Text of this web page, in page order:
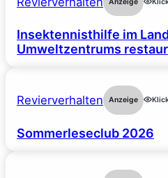
Insektennisthilfe im
Umweltzentrums
Revierverhalten Anzeige
Sommerleseclub 2026